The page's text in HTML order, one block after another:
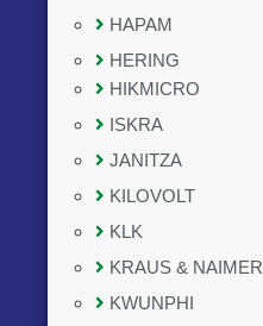
HAPAM
HERING
HIKMICRO
ISKRA
JANITZA
KILOVOLT
KLK
KRAUS & NAIMER
KWUNPHI